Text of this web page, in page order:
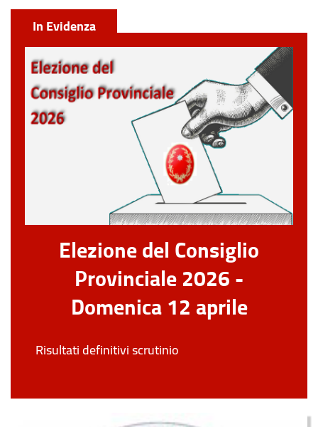
In Evidenza
Elezione del Consiglio
Provinciale 2026 -
Domenica 12 aprile
Risultati definitivi scrutinio